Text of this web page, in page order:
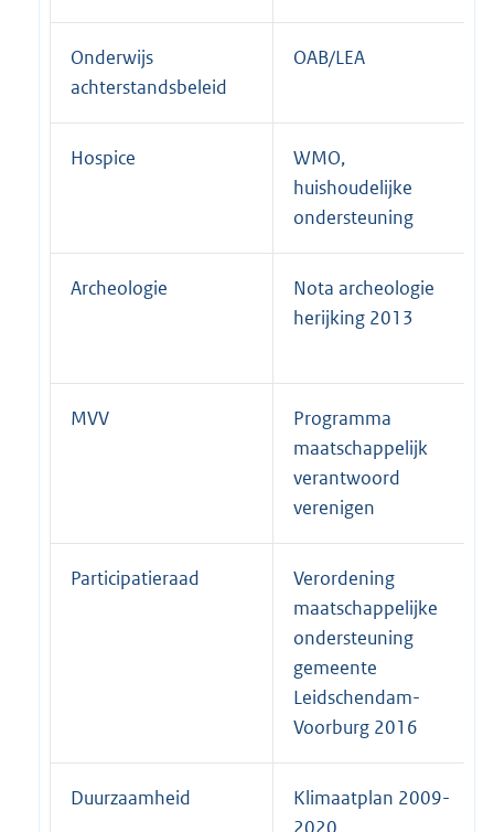
Onderwijs
achterstandsbeleid
OAB/LEA
Hospice
WMO,
huishoudelijke
ondersteuning
Archeologie
Nota archeologie
herijking 2013
MVV
Programma
maatschappelijk
verantwoord
verenigen
Participatieraad
Verordening
maatschappelijke
ondersteuning
gemeente
Leidschendam-
Voorburg 2016
Duurzaamheid
Klimaatplan 2009-